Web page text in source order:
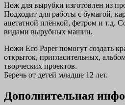
Нож для вырубки изготовлен из
Подходит для работы с бумагой,
ацетатной плёнкой, фетром и т.д.
видами вырубных машин.
Ножи Eco Paper помогут создать
открыток, пригласительных,
творческих проектов.
Беречь от детей младше 12 лет.
Дополнительная